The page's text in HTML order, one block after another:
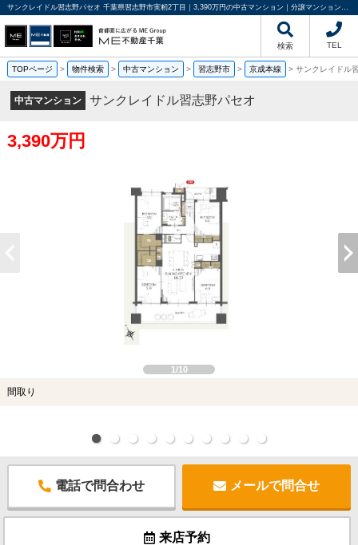
サンクレイドル習志野パセオ 千葉県習志野市実籾2丁目｜3,390万円の中古マンション｜分譲マンション情報｜ME不動産千葉
検索 TEL
TOPページ > 物件検索 > 中古マンション > 習志野市 > 京成本線 > サンクレイドル
中古マンション サンクレイドル習志野パセオ
3,390万円
1/10
間取り
電話で問合わせ メールで問合せ
来店予約